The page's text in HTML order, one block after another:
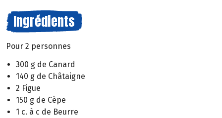
Ingrédients
Pour 2 personnes
300 g de Canard
140 g de Châtaigne
2 Figue
150 g de Cèpe
1 c. à c de Beurre